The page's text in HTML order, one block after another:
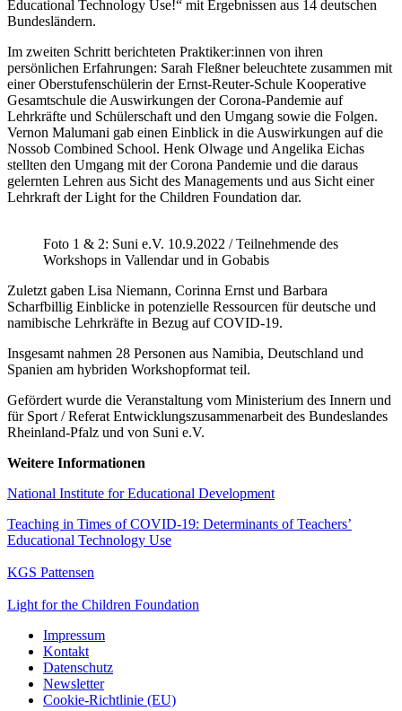
Educational Technology Use!“ mit Ergebnissen aus 14 deutschen
Bundesländern.
Im zweiten Schritt berichteten Praktiker:innen von ihren
persönlichen Erfahrungen: Sarah Fleßner beleuchtete zusammen mit
einer Oberstufenschülerin der Ernst-Reuter-Schule Kooperative
Gesamtschule die Auswirkungen der Corona-Pandemie auf
Lehrkräfte und Schülerschaft und den Umgang sowie die Folgen.
Vernon Malumani gab einen Einblick in die Auswirkungen auf die
Nossob Combined School. Henk Olwage und Angelika Eichas
stellten den Umgang mit der Corona Pandemie und die daraus
gelernten Lehren aus Sicht des Managements und aus Sicht einer
Lehrkraft der Light for the Children Foundation dar.
Foto 1 & 2: Suni e.V. 10.9.2022 / Teilnehmende des
Workshops in Vallendar und in Gobabis
Zuletzt gaben Lisa Niemann, Corinna Ernst und Barbara
Scharfbillig Einblicke in potenzielle Ressourcen für deutsche und
namibische Lehrkräfte in Bezug auf COVID-19.
Insgesamt nahmen 28 Personen aus Namibia, Deutschland und
Spanien am hybriden Workshopformat teil.
Gefördert wurde die Veranstaltung vom Ministerium des Innern und
für Sport / Referat Entwicklungszusammenarbeit des Bundeslandes
Rheinland-Pfalz und von Suni e.V.
Weitere Informationen
National Institute for Educational Development
Teaching in Times of COVID-19: Determinants of Teachers’
Educational Technology Use
KGS Pattensen
Light for the Children Foundation
Impressum
Kontakt
Datenschutz
Newsletter
Cookie-Richtlinie (EU)